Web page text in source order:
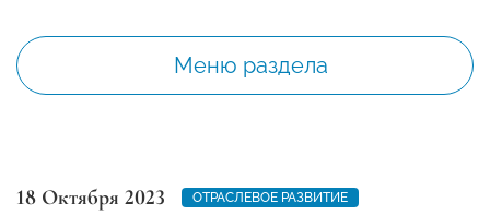
Меню раздела
18 Октября 2023
ОТРАСЛЕВОЕ РАЗВИТИЕ